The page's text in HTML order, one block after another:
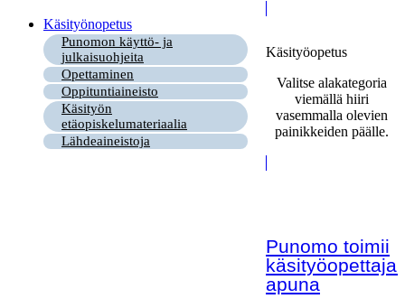
Käsityönopetus
Punomon käyttö- ja
julkaisuohjeita
Opettaminen
Oppituntiaineisto
Käsityön
etäopiskelumateriaalia
Lähdeaineistoja
Käsityöopetus
Valitse alakategoria
viemällä hiiri
vasemmalla olevien
painikkeiden päälle.
Punomo toimii
apuna